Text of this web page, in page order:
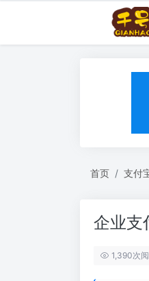
首页 支付
企业支
1,390次